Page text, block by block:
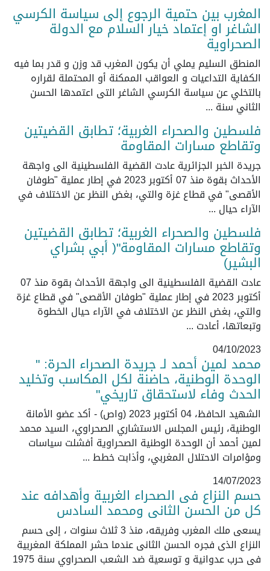
المغرب بين حتمية الرجوع إلى سياسة الكرسي
الشاغر او إعتماد خيار السلام مع الدولة
الصحراوية
المنطق السليم يملي أن يكون المغرب قد وزن و قدر بما فيه
الكفاية التداعيات و العواقب الممكنة أو المحتملة لقراره
بالتخلي عن سياسة الكرسي الشاغر التى اعتمدها الحسن
الثاني سنة ...
فلسطين والصحراء الغربية؛ تطابق القضيتين
وتقاطع مسارات المقاومة
جريدة الخبر الجزائرية عادت القضية الفلسطينية الى واجهة
الأحداث بقوة منذ 07 أكتوبر 2023 في إطار عملية "طوفان
الأقصى" في قطاع غزة والتي، بغض النظر عن الاختلاف في
الآراء حيال ...
فلسطين والصحراء الغربية؛ تطابق القضيتين
وتقاطع مسارات المقاومة"( أبي بشراي
البشير)
عادت القضية الفلسطينية الى واجهة الأحداث بقوة منذ 07
أكتوبر 2023 في إطار عملية "طوفان الأقصى" في قطاع غزة
والتي، بغض النظر عن الاختلاف في الآراء حيال الخطوة
وتبعاتها، أعادت ...
04/10/2023
محمد لمين أحمد لـ جريدة الصحراء الحرة: "
الوحدة الوطنية، حاضنة لكل المكاسب وتخليد
الحدث وفاء لاستحقاق تاريخي"
الشهيد الحافظ، 04 أكتوبر 2023 (واص) - أكد عضو الأمانة
الوطنية، رئيس المجلس الاستشاري الصحراوي، السيد محمد
لمين أحمد أن الوحدة الوطنية الصحراوية أفشلت سياسات
ومؤامرات الاحتلال المغربي، وأذابت خطط ...
14/07/2023
حسم النزاع فى الصحراء الغربية وأهدافه عند
كل من الحسن الثانى ومحمد السادس
يسعى ملك المغرب وفريقه، منذ 3 ثلاث سنوات ، إلى حسم
النزاع الذى فجره الحسن الثانى عندما حشر المملكة المغربية
فى حرب عدوانية و توسعية ضد الشعب الصحراوي سنة 1975